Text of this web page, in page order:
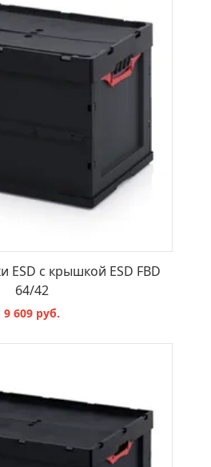
ESD с крышкой ESD FBD
64/42
9 609 руб.